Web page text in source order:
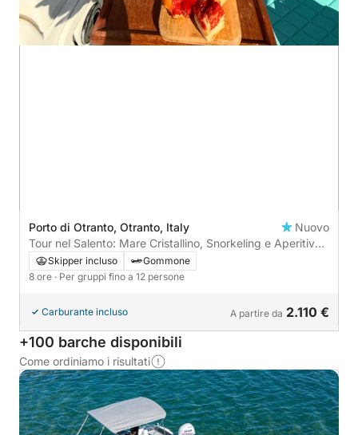
Porto di Otranto, Otranto, Italy
Nuovo
Tour nel Salento: Mare Cristallino, Snorkeling e Aperitivo
a Bordo
Skipper incluso
Gommone
8 ore · Per gruppi fino a 12 persone
Carburante incluso A partire da 2.110 €
+100 barche disponibili
Come ordiniamo i risultati